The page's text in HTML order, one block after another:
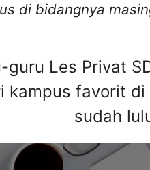
di bidangnya
guru Les Privat
kampus favorit
sudah